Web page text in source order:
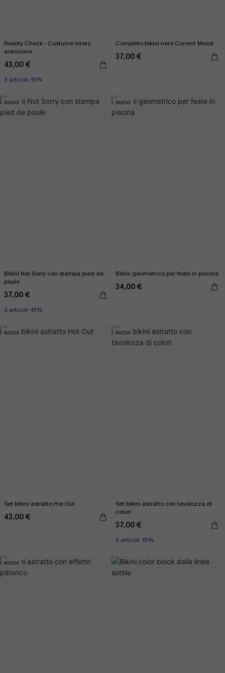
Reality Check - Costume intero
arancione
43,00 €
3 articoli -15%
Completo bikini nero Current Mood
37,00 €
NUOVI
Bikini Not Sorry con stampa pied de
poule
37,00 €
3 articoli -15%
NUOVI
Bikini geometrico per feste in piscina
34,00 €
NUOVI
Set bikini astratto Hot Out
43,00 €
NUOVI
Set bikini astratto con tavolozza di
colori
37,00 €
3 articoli -15%
NUOVI